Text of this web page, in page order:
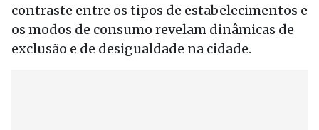
contraste entre os tipos de estabelecimentos e
os modos de consumo revelam dinâmicas de
exclusão e de desigualdade na cidade.